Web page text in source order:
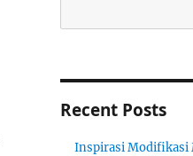
Recent Posts
Inspirasi Modifikasi